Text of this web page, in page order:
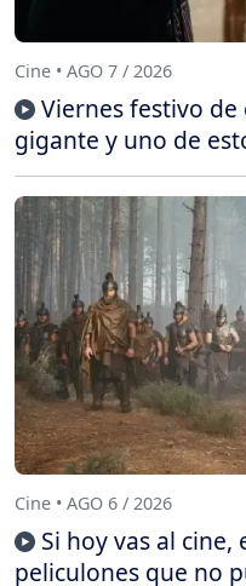
Cine • AGO 7 / 2026
Viernes festivo
gigante y uno de
Cine • AGO 6 / 2026
Si hoy vas al cine,
peliculones que no